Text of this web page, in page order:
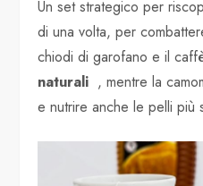
Un set strategico per
di una volta, per
chiodi di garofano e il
naturali , mentre la
e nutrire anche le pelli più